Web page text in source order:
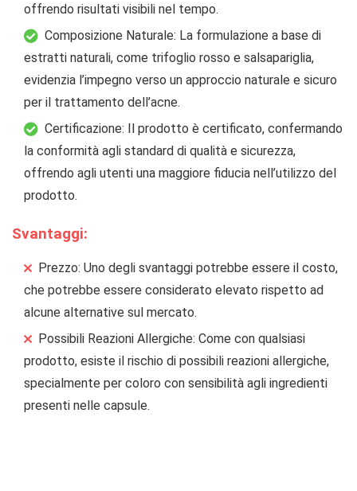
offrendo risultati visibili nel tempo.
Composizione Naturale: La formulazione a base di
estratti naturali, come trifoglio rosso e salsapariglia,
evidenzia l’impegno verso un approccio naturale e sicuro
per il trattamento dell’acne.
Certificazione: Il prodotto è certificato, confermando
la conformità agli standard di qualità e sicurezza,
offrendo agli utenti una maggiore fiducia nell’utilizzo del
prodotto.
Svantaggi:
Prezzo: Uno degli svantaggi potrebbe essere il costo,
che potrebbe essere considerato elevato rispetto ad
alcune alternative sul mercato.
Possibili Reazioni Allergiche: Come con qualsiasi
prodotto, esiste il rischio di possibili reazioni allergiche,
specialmente per coloro con sensibilità agli ingredienti
presenti nelle capsule.